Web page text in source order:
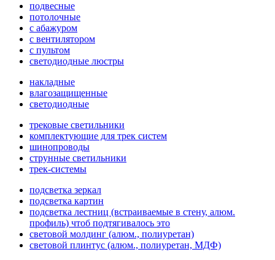
подвесные
потолочные
с абажуром
с вентилятором
с пультом
светодиодные люстры
накладные
влагозащищенные
светодиодные
трековые светильники
комплектующие для трек систем
шинопроводы
струнные светильники
трек-системы
подсветка зеркал
подсветка картин
подсветка лестниц (встраиваемые в стену, алюм.
профиль) чтоб подтягивалось это
световой молдинг (алюм., полиуретан)
световой плинтус (алюм., полиуретан, МДФ)